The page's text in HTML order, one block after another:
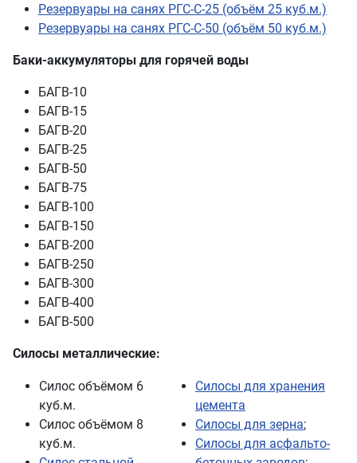
Резервуары на санях РГС-С-50 (объём 50 куб.м.)
БАГВ-15
БАГВ-20
БАГВ-25
БАГВ-50
БАГВ-75
БАГВ-100
БАГВ-150
БАГВ-200
БАГВ-250
БАГВ-300
БАГВ-400
БАГВ-500
куб.м.
Силос объёмом 8
куб.м.
Силос стальной
цемента
Силосы для зерна
Силосы для асфальто-
бетонных заводов;